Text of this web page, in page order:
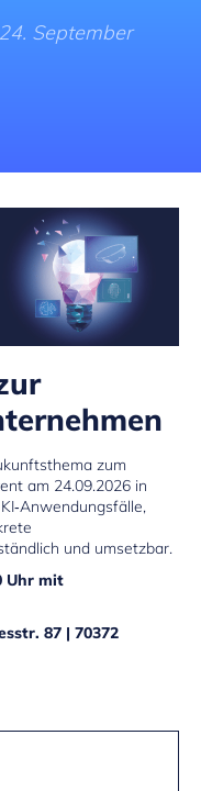
24. September
zum
am 24.09.2026 in
und umsetzbar.
Uhr mit
87 | 70372